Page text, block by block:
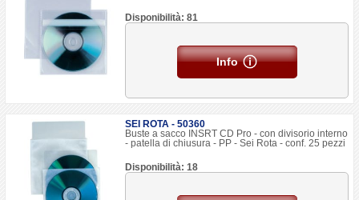
Disponibilità: 81
Info
SEI ROTA - 50360
Buste a sacco INSRT CD Pro - con divisorio interno
- patella di chiusura - PP - Sei Rota - conf. 25 pezzi
Disponibilità: 18